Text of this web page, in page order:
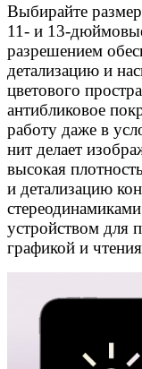
Выбирайте
11- и 13-
разрешением
детализацию и
цветового
антибликовое
работу даже в
нит делает
высокая
и детализацию
устройством для
графикой и